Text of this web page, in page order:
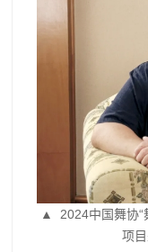
▲ 2024中国舞协“
项